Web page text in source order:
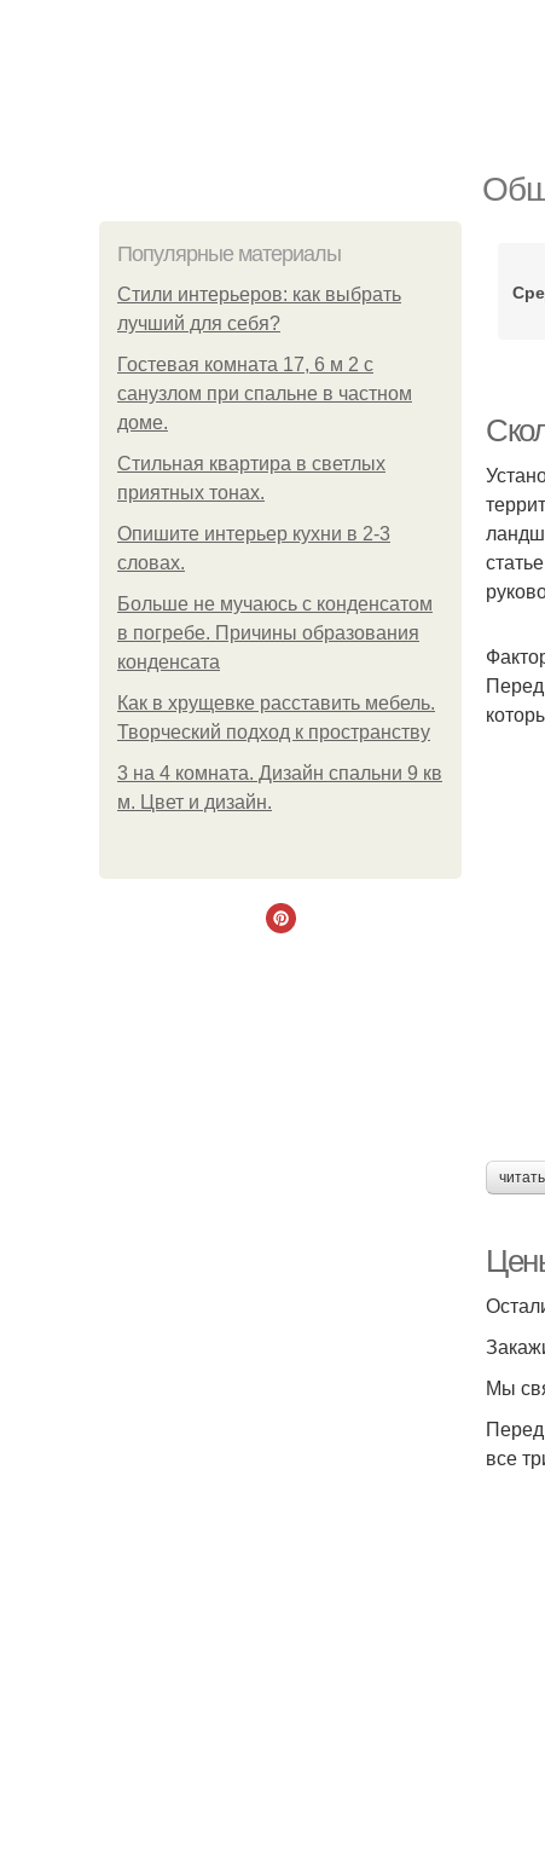
Популярные материалы
Стили интерьеров: как выбрать
лучший для себя?
Гостевая комната 17, 6 м 2 с
санузлом при спальне в частном
доме.
Стильная квартира в светлых
приятных тонах.
Опишите интерьер кухни в 2-3
словах.
Больше не мучаюсь с конденсатом
в погребе. Причины образования
конденсата
Как в хрущевке расставить мебель.
Творческий подход к пространству
3 на 4 комната. Дизайн спальни 9 кв
м. Цвет и дизайн.
Перед
Мы
все